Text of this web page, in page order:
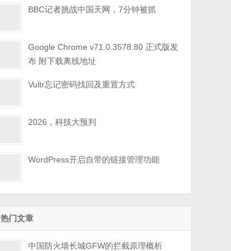
BBC记者挑战中国天网，7分钟被抓
Google Chrome v71.0.3578.80 正式版发
布 附下载离线地址
Vultr忘记密码找回及重置方式
2026，科技大预判
WordPress开启自带的链接管理功能
热门文章
中国防火墙长城GFW的拦截原理概析